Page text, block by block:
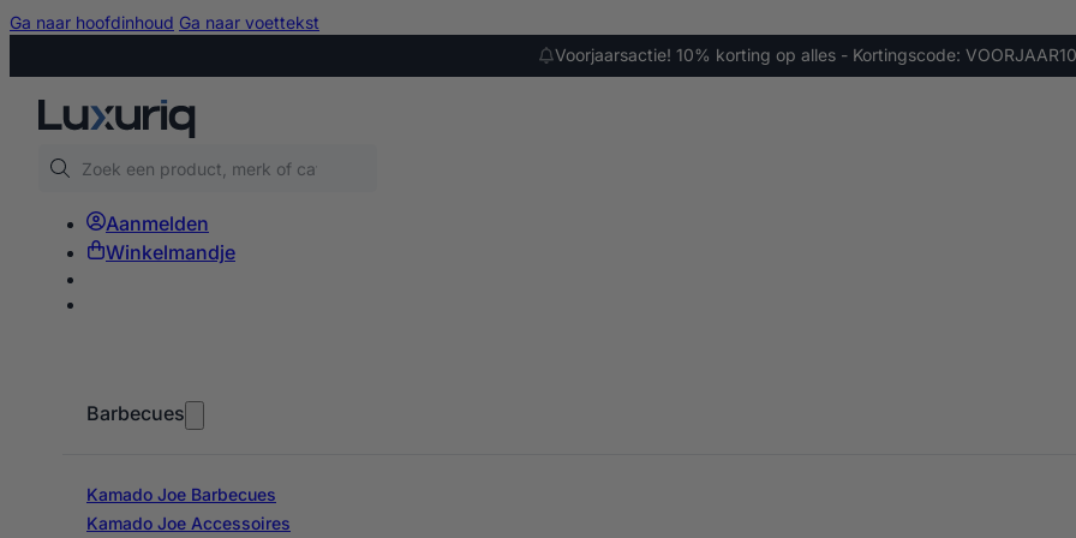
Ga naar hoofdinhoud Ga naar voettekst
Voorjaarsactie! 10% korting op alles - Kortingscode: VOORJAAR10
Zoeken
Aanmelden
Winkelmandje
Barbecues
Kamado Joe Barbecues
Kamado Joe Accessoires